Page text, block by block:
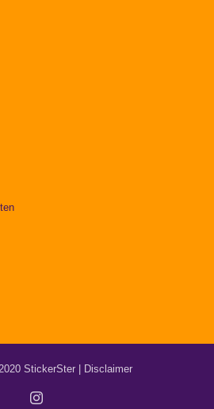
StickerSter | Disclaimer
Instagram